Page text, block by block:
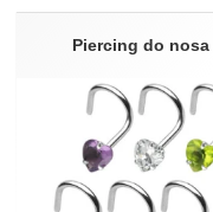
Piercing do nosa